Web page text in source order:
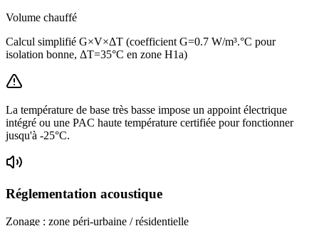
Volume chauffé
Calcul simplifié G×V×ΔT (coefficient G=0.7 W/m³.°C pour
isolation bonne, ΔT=35°C en zone H1a)
La température de base très basse impose un appoint électrique
intégré ou une PAC haute température certifiée pour fonctionner
jusqu'à -25°C.
Réglementation acoustique
Zonage : zone péri-urbaine / résidentielle